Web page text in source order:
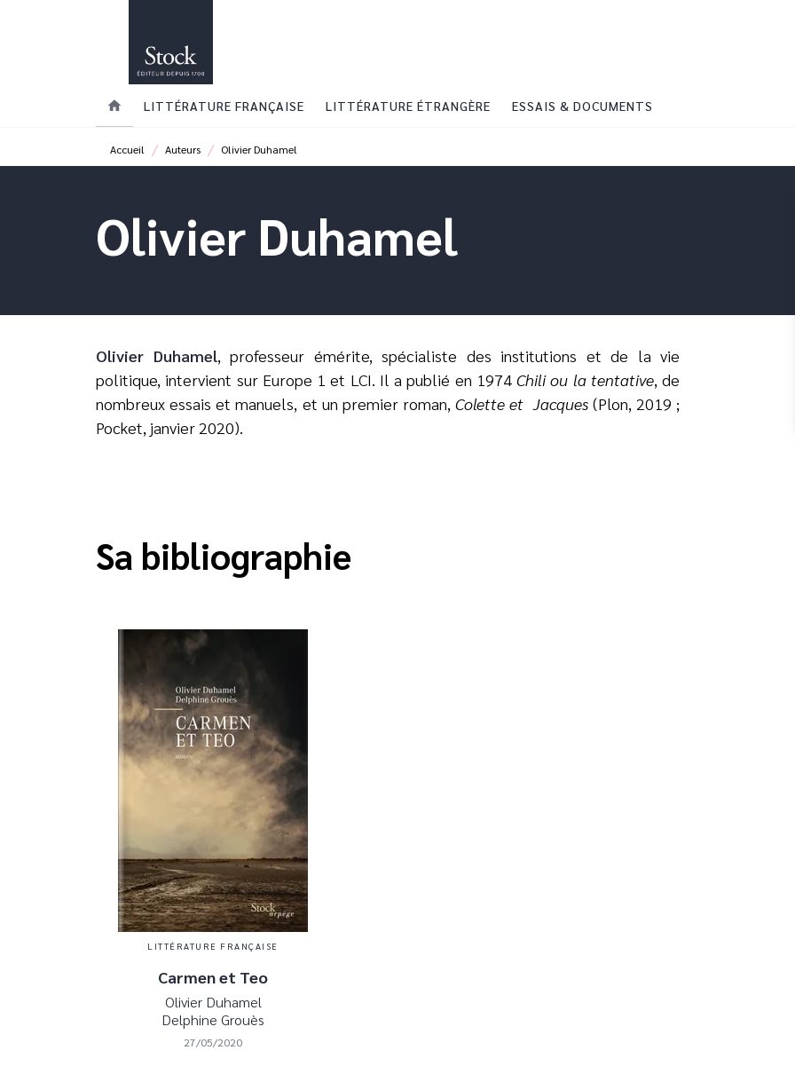
home LITTÉRATURE FRANÇAISE LITTÉRATURE ÉTRANGÈRE ESSAIS & DOCUMENTS
Accueil / Auteurs / Olivier Duhamel
Olivier Duhamel
Olivier Duhamel, professeur émérite, spécialiste des institutions et de la vie
politique, intervient sur Europe 1 et LCI. Il a publié en 1974 Chili ou la tentative, de
nombreux essais et manuels, et un premier roman,Colette et Jacques (Plon, 2019 ;
Pocket, janvier 2020).
Sa bibliographie
LITTÉRATURE FRANÇAISE
Carmen et Teo
Olivier Duhamel
Delphine Grouès
27/05/2020